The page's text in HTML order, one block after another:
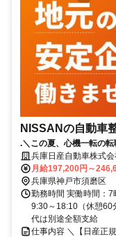
NISSANの自動車
.＼この夏、心機一転の
動車整備士国家2級以上
兵庫日産自動車株式
月給197,200円～
兵庫県神戸市須磨区
勤務時間 実働時間：
9:30～18:10（休憩
代は別途全額支給
仕事内容 ＼【日産正